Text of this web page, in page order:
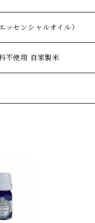
ッセンシャルオイル）
不使用 自家製米
リ